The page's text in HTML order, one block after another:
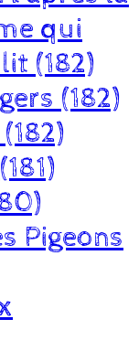
qui
(182)
(182)
Pigeons